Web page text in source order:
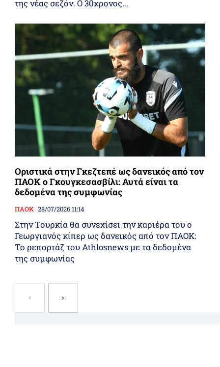
της νέας σεζόν. Ο 30χρονος...
Οριστικά στην Γκεζτεπέ ως δανεικός από τον
ΠΑΟΚ ο Γκουγκεσασβίλι: Αυτά είναι τα
δεδομένα της συμφωνίας
ΠΑΟΚ 28/07/2026 11:14
Στην Τουρκία θα συνεχίσει την καριέρα του ο
Γεωργιανός κίπερ ως δανεικός από τον ΠΑΟΚ:
Το ρεπορτάζ του Athlosnews με τα δεδομένα
της συμφωνίας